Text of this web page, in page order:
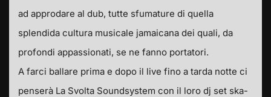
ad approdare al dub, tutte sfumature di quella
splendida cultura musicale jamaicana dei quali, da
profondi appassionati, se ne fanno portatori.
A farci ballare prima e dopo il live fino a tarda notte ci
penserà La Svolta Soundsystem con il loro dj set ska-